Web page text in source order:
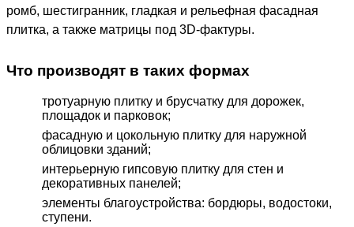
ромб, шестигранник, гладкая и рельефная фасадная
плитка, а также матрицы под 3D-фактуры.
Что производят в таких формах
тротуарную плитку и брусчатку для дорожек,
площадок и парковок;
фасадную и цокольную плитку для наружной
облицовки зданий;
интерьерную гипсовую плитку для стен и
декоративных панелей;
элементы благоустройства: бордюры, водостоки,
ступени.